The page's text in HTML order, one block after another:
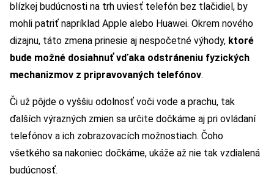
blízkej budúcnosti na trh uviesť telefón bez tlačidiel, by
mohli patriť napríklad Apple alebo Huawei. Okrem nového
dizajnu, táto zmena prinesie aj nespočetné výhody, ktoré
bude možné dosiahnuť vďaka odstráneniu fyzických
mechanizmov z pripravovaných telefónov.
Či už pôjde o vyššiu odolnosť voči vode a prachu, tak
ďalších výrazných zmien sa určite dočkáme aj pri ovládaní
telefónov a ich zobrazovacích možnostiach. Čoho
všetkého sa nakoniec dočkáme, ukáže až nie tak vzdialená
budúcnosť.